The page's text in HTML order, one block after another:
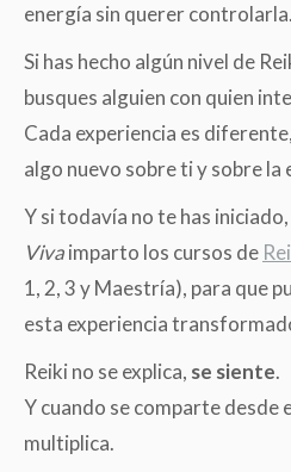
energía sin querer controlarla.
Si has hecho algún nivel de
busques alguien con quien
Cada experiencia es
algo nuevo sobre ti y sobre la
Y si todavía no te has
Vivaimparto los cursos de
1, 2, 3 y Maestría), para que
esta experiencia
Reiki no se explica, se siente.
Y cuando se comparte desde
multiplica.